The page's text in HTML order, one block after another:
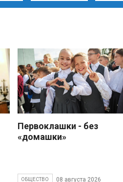
Первоклашки - без
«домашки»
ОБЩЕСТВО 08 августа 2026